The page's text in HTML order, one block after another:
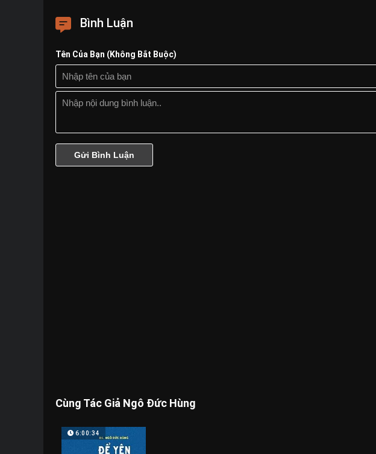
Bình Luận
Tên Của Bạn (Không Bắt Buộc)
Cùng Tác Giả Ngô Đức Hùng
6:00:34